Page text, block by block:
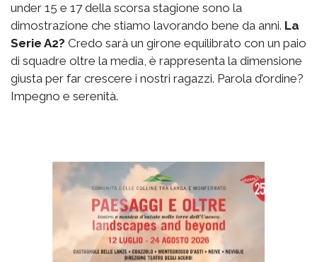
under 15 e 17 della scorsa stagione sono la
dimostrazione che stiamo lavorando bene da anni. La
Serie A2? Credo sarà un girone equilibrato con un paio
di squadre oltre la media, è rappresenta la dimensione
giusta per far crescere i nostri ragazzi. Parola d’ordine?
Impegno e serenità.